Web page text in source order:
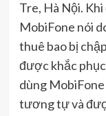
Tre, Hà Nội.
MobiFone nói
thuê bao bị
được khắc
dùng
tương tự và